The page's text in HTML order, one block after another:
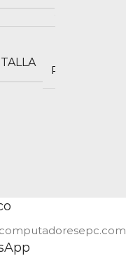
PULGADAS